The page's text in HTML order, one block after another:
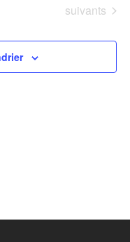
et
Évènements
suivants